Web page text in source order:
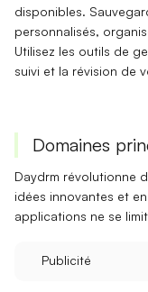
disponibles.
personnalisés,
Utilisez les outils de
suivi et la révision de
Domaines
Daydrm révolutionne
idées innovantes et
applications ne se
Publicité